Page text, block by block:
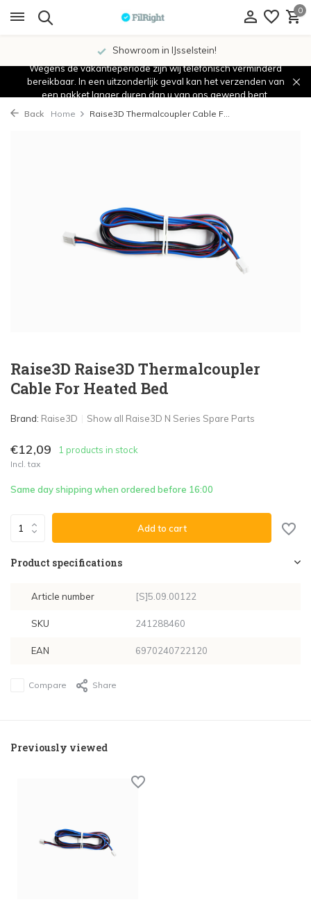
0
Showroom in IJsselstein!
Wegens de vakantieperiode zijn wij telefonisch verminderd
bereikbaar. In een uitzonderlijk geval kan het verzenden van
een pakket langer duren dan u van ons gewend bent.
Back Home Raise3D Thermalcoupler Cable F...
Raise3D Raise3D Thermalcoupler
Cable For Heated Bed
Brand: Raise3D Show all Raise3D N Series Spare Parts
€12,09 1 products in stock
Incl. tax
Same day shipping when ordered before 16:00
Add to cart
Product specifications
Article number [S]5.09.00122
SKU 241288460
EAN 6970240722120
Compare Share
Previously viewed